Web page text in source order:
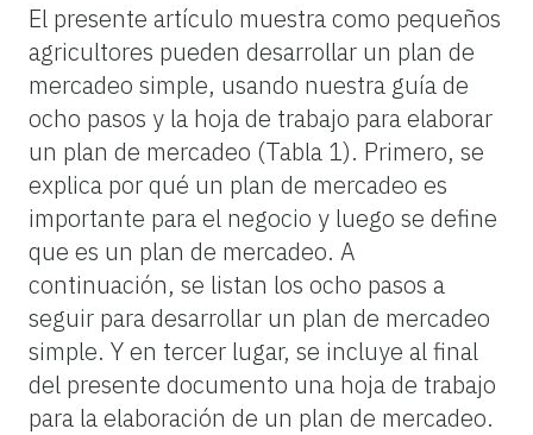
El presente artículo muestra como pequeños
agricultores pueden desarrollar un plan de
mercadeo simple, usando nuestra guía de
ocho pasos y la hoja de trabajo para elaborar
un plan de mercadeo (Tabla 1). Primero, se
explica por qué un plan de mercadeo es
importante para el negocio y luego se define
que es un plan de mercadeo. A
continuación, se listan los ocho pasos a
seguir para desarrollar un plan de mercadeo
simple. Yen tercer lugar, se incluye al final
del presente documento una hoja de trabajo
para la elaboración de un plan de mercadeo.